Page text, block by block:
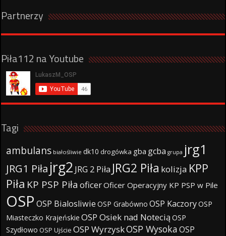
Partnerzy
Piła112 na Youtube
Tagi
ambulans białośliwie dk10 drogówka gba gcba grupa jrg1
JRG1 Piła jrg2 JRG 2 Piła JRG2 Piła kolizja KPP
Piła KP PSP Piła oficerOficer Operacyjny KP PSP w Pile
OSP OSP Bialosliwie OSP Grabówno OSP KaczoryOSP
Miasteczko Krajeńskie OSP Osiek nad Notecią OSP
Szydłowo OSP Ujście OSP WyrzyskOSP WysokaOSP